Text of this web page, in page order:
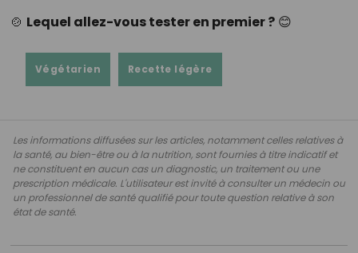
🍲 Lequel allez-vous tester en premier ?😊
Végétarien Recette légère
Les informations diffusées sur les articles, notamment celles relatives à
la santé, au bien-être ou à la nutrition, sont fournies à titre indicatif et
ne constituent en aucun cas un diagnostic, un traitement ou une
prescription médicale. L'utilisateur est invité à consulter un médecin ou
un professionnel de santé qualifié pour toute question relative à son
état de santé.